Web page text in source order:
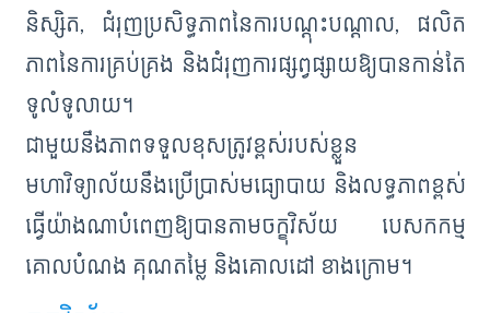
និស្សិត, ជំរុញប្រសិទ្ធភាពនៃការបណ្តុះបណ្តាល, ផលិត
ភាពនៃការគ្រប់គ្រង និងជំរុញការផ្សព្វផ្សាយឱ្យបានកាន់តែ
ទូលំទូលាយ។
ជាមួយនឹងភាពទទួលខុសត្រូវខ្ពស់របស់ខ្លួន
មហាវិទ្យាល័យនឹងប្រើប្រាស់មធ្យោបាយ និងលទ្ធភាពខ្ពស់
ធ្វើយ៉ាងណាបំពេញឱ្យបានតាមចក្ខុវិស័យ បេសកកម្ម
គោលបំណង គុណតម្លៃ និងគោលដៅ ខាងក្រោម។